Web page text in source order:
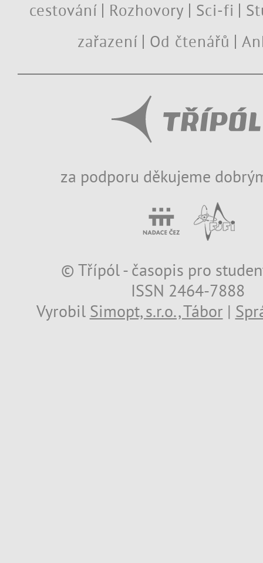
cestování
Rozhovory Sci-fi
zařazení
Od čtenářů
za podporu děkujeme
© Třípól - časopis pro
ISSN 2464-7888
Vyrobil Simopt, s.r.o., Tábor |